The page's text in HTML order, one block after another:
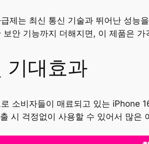
제는 최신 통신 기술과 뛰어난 성능
안 기능까지 더해지면, 이 제품은
기대효과
소비자들이 매료되고 있는 iPhone
시 걱정없이 사용할 수 있어서 많은